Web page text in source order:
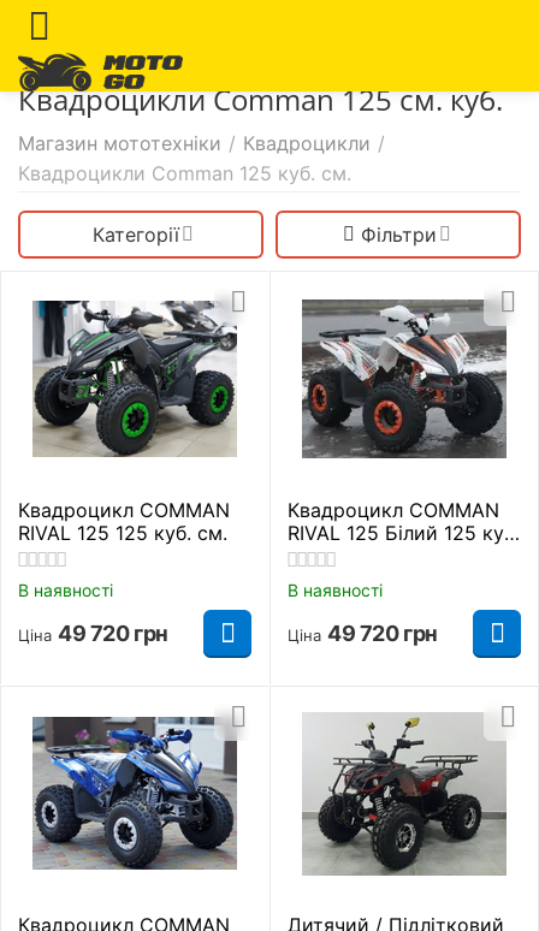
Квадроцикли Comman 125 см. куб.
Магазин мототехніки / Квадроцикли /
Квадроцикли Comman 125 куб. см.
Категорії Фільтри
Квадроцикл COMMAN
RIVAL 125 125 куб. см.
В наявності
Ціна 49 720 грн
Квадроцикл COMMAN
RIVAL 125 Білий 125 куб.
см.
В наявності
Ціна 49 720 грн
Квадроцикл COMMAN
Дитячий / Підлітковий